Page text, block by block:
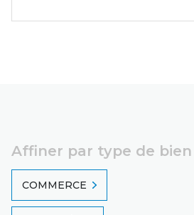
Affiner par type de bien
COMMERCE